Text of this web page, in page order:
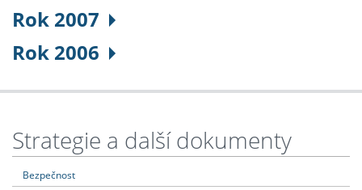
Rok 2007
Rok 2006
Strategie a další dokumenty
Bezpečnost